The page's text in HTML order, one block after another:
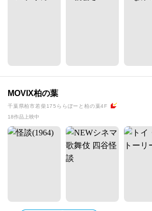
MOVIX柏の葉
千葉県柏市若柴175ららぽーと柏の葉4F
18作品上映中